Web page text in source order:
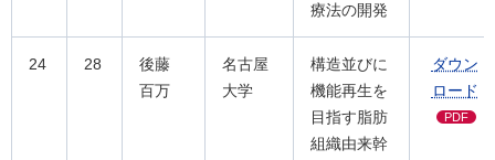
療法の開発
24 28
後藤
百万
名古屋
大学
構造並びに
機能再生を
目指す脂肪
組織由来幹
ダウン
ロード
PDF